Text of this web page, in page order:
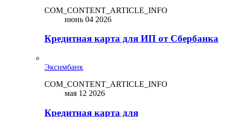
COM_CONTENT_ARTICLE_INFO
июнь 04 2026
Кредитная карта для ИП от Сбербанка
Эксимбанк
COM_CONTENT_ARTICLE_INFO
мая 12 2026
Кредитная карта для